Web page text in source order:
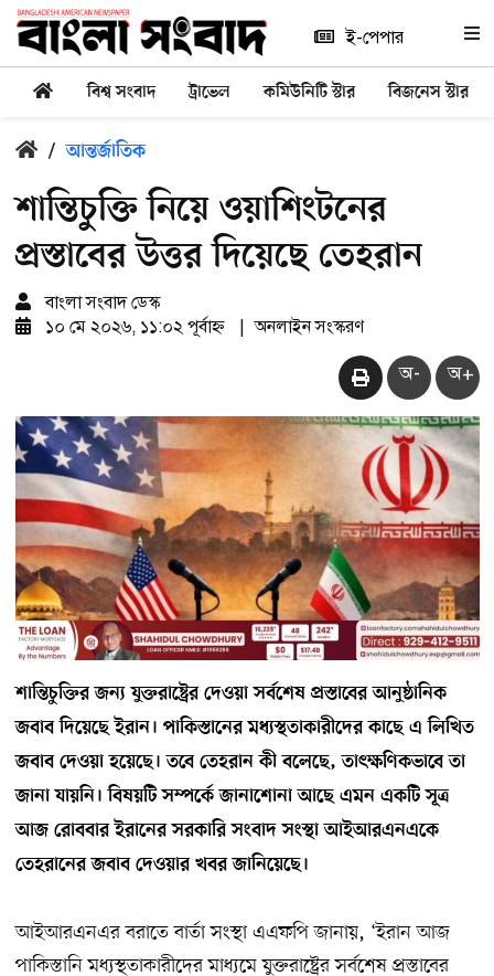
ই-পেপার
বিশ্ব সংবাদ ট্রাভেল কমিউনিটি স্টার বিজনেস স্টার
/ আন্তর্জাতিক
শান্তিচুক্তি নিয়ে ওয়াশিংটনের
প্রস্তাবের উত্তর দিয়েছে তেহরান
বাংলা সংবাদ ডেস্ক
১০ মে ২০২৬, ১১:০২ পূর্বাহ্ন
অনলাইন সংস্করণ
অ- অ+
শান্তিচুক্তির জন্য যুক্তরাষ্ট্রের দেওয়া সর্বশেষ প্রস্তাবের আনুষ্ঠানিক
জবাব দিয়েছে ইরান। পাকিস্তানের মধ্যস্থতাকারীদের কাছে এ লিখিত
জবাব দেওয়া হয়েছে। তবে তেহরান কী বলেছে, তাৎক্ষণিকভাবে তা
জানা যায়নি। বিষয়টি সম্পর্কে জানাশোনা আছে এমন একটি সূত্র
আজ রোববার ইরানের সরকারি সংবাদ সংস্থা আইআরএনএকে
তেহরানের জবাব দেওয়ার খবর জানিয়েছে।
আইআরএনএর বরাতে বার্তা সংস্থা এএফপি জানায়, ‘ইরান আজ
পাকিস্তানি মধ্যস্থতাকারীদের মাধ্যমে যুক্তরাষ্ট্রের সর্বশেষ প্রস্তাবের